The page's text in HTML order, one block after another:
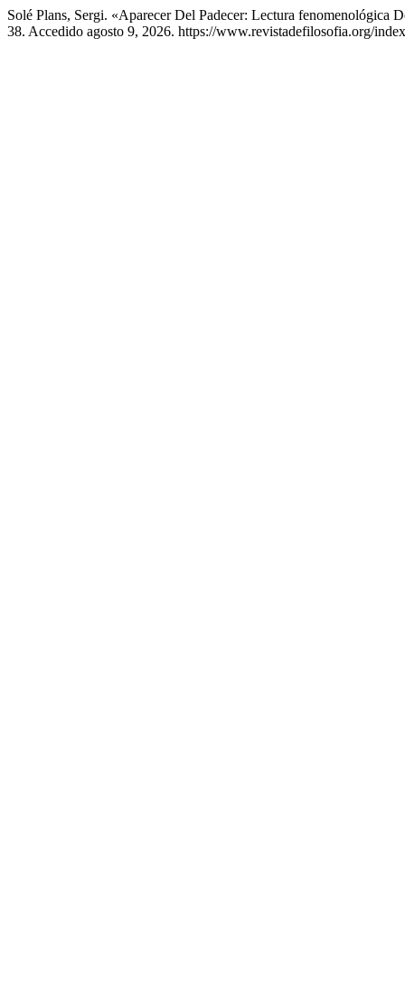
Solé Plans, Sergi. «Aparecer Del Padecer: Lectura fenomenológica
38. Accedido agosto 9, 2026. https://www.revistadefilosofia.org/